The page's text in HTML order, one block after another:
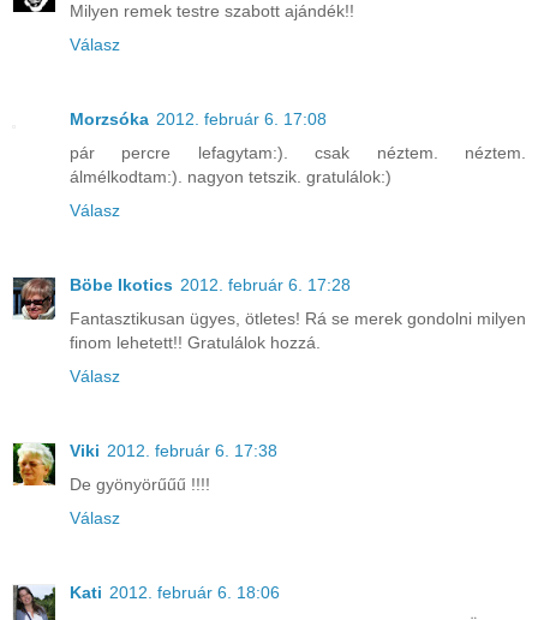
Milyen remek testre szabott ajándék!!
Válasz
Morzsóka 2012. február 6. 17:08
pár percre lefagytam:). csak néztem. néztem.
álmélkodtam:). nagyon tetszik. gratulálok:)
Válasz
Böbe Ikotics 2012. február 6. 17:28
Fantasztikusan ügyes, ötletes! Rá se merek gondolni milyen
finom lehetett!! Gratulálok hozzá.
Válasz
Viki 2012. február 6. 17:38
De gyönyörűűű !!!!
Válasz
Kati 2012. február 6. 18:06